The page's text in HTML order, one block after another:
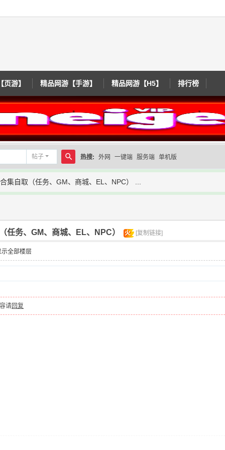
游】 精品网游【手游】 精品网游【H5】 排行榜
帖子
搜
索
热搜: 外网 一键端 服务端 单机版
集自取（任务、GM、商城、EL、NPC） ...
任务、GM、商城、EL、NPC） 火 [复制链接]
示全部楼层
请回复